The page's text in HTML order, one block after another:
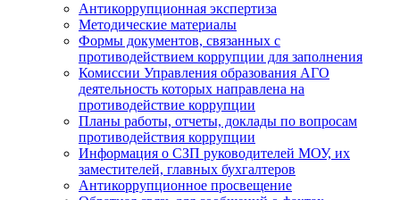
Антикоррупционная экспертиза
Методические материалы
Формы документов, связанных с
противодействием коррупции для заполнения
Комиссии Управления образования АГО
деятельность которых направлена на
противодействие коррупции
Планы работы, отчеты, доклады по вопросам
противодействия коррупции
Информация о СЗП руководителей МОУ, их
заместителей, главных бухгалтеров
Антикоррупционное просвещение